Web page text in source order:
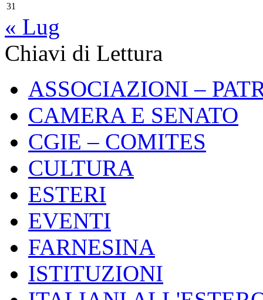
31
« Lug
Chiavi di Lettura
ASSOCIAZIONI –
CAMERA E SENATO
CGIE – COMITES
CULTURA
ESTERI
EVENTI
FARNESINA
ISTITUZIONI